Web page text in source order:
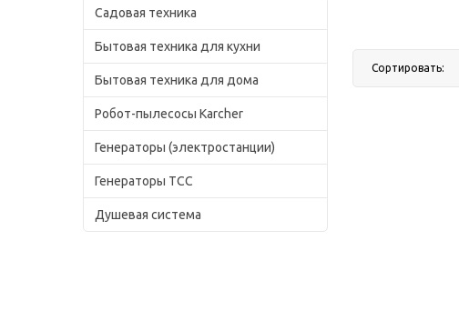
Садовая техника
Бытовая техника для кухни
Бытовая техника для дома
Робот-пылесосы Karcher
Генераторы (электростанции)
Генераторы ТСС
Душевая система
Сортировать: